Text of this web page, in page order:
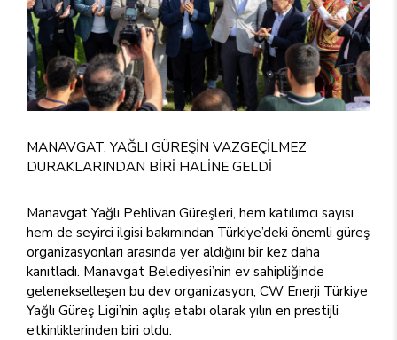
MANAVGAT, YAĞLI GÜREŞİN VAZGEÇİLMEZ
DURAKLARINDAN BİRİ HALİNE GELDİ
Manavgat Yağlı Pehlivan Güreşleri, hem katılımcı sayısı
hem de seyirci ilgisi bakımından Türkiye’deki önemli güreş
organizasyonları arasında yer aldığını bir kez daha
kanıtladı. Manavgat Belediyesi’nin ev sahipliğinde
gelenekselleşen bu dev organizasyon, CW Enerji Türkiye
Yağlı Güreş Ligi’nin açılış etabı olarak yılın en prestijli
etkinliklerinden biri oldu.